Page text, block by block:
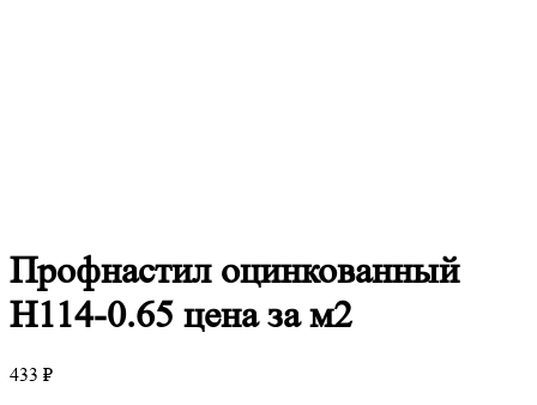
Профнастилоцинкованный
H114-0.65 цена за м2
433 ₽